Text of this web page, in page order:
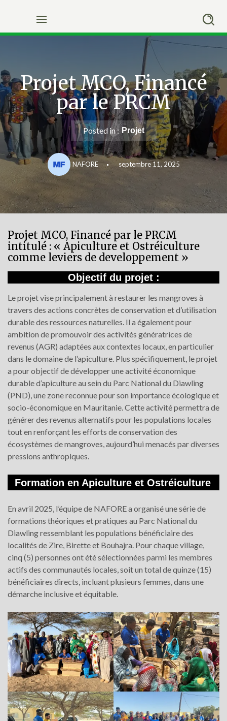
Projet MCO, Financé
par le PRCM
Posted in : Projet
NAFORE septembre 11, 2025
Projet MCO, Financé par le PRCM
intitulé : « Apiculture et Ostréiculture
comme leviers de developpement »
Objectif du projet :
Le projet vise principalement à restaurer les mangroves à
travers des actions concrètes de conservation et d’utilisation
durable des ressources naturelles. Il a également pour
ambition de promouvoir des activités génératrices de
revenus (AGR) adaptées aux contextes locaux, en particulier
dans le domaine de l’apiculture. Plus spécifiquement, le projet
a pour objectif de développer une activité économique
durable d’apiculture au sein du Parc National du Diawling
(PND), une zone reconnue pour son importance écologique et
socio-économique en Mauritanie. Cette activité permettra de
générer des revenus alternatifs pour les populations locales
tout en renforçant les efforts de conservation des
écosystèmes de mangroves, aujourd’hui menacés par diverses
pressions anthropiques.
Formation en Apiculture et Ostréiculture
En avril 2025, l’équipe de NAFORE a organisé une série de
formations théoriques et pratiques au Parc National du
Diawling ressemblant les populations bénéficiaire des
localités de Zire, Birette et Bouhajra. Pour chaque village,
cinq (5) personnes ont été sélectionnées parmi les membres
actifs des communautés locales, soit un total de quinze (15)
bénéficiaires directs, incluant plusieurs femmes, dans une
démarche inclusive et équitable.